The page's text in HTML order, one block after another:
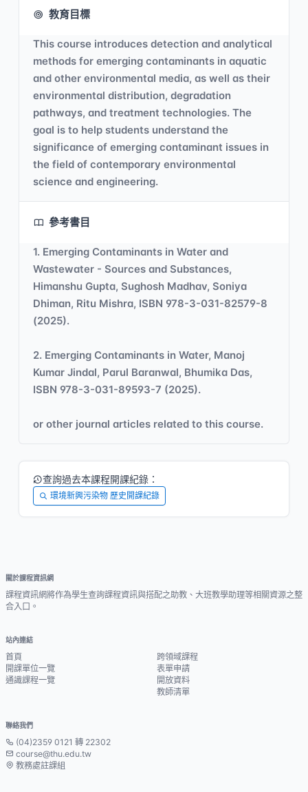
教育目標
This course introduces detection and analytical
methods for emerging contaminants in aquatic
and other environmental media, as well as their
environmental distribution, degradation
pathways, and treatment technologies. The
goal is to help students understand the
significance of emerging contaminant issues in
the field of contemporary environmental
science and engineering.
參考書目
1. Emerging Contaminants in Water and
Wastewater - Sources and Substances,
Himanshu Gupta, Sughosh Madhav, Soniya
Dhiman, Ritu Mishra, ISBN 978-3-031-82579-8
(2025).
2. Emerging Contaminants in Water, Manoj
Kumar Jindal, Parul Baranwal, Bhumika Das,
ISBN 978-3-031-89593-7 (2025).
or other journal articles related to this course.
查詢過去本課程開課紀錄：
環境新興污染物 歷史開課紀錄
關於課程資訊網
課程資訊網將作為學生查詢課程資訊與搭配之助教、大班教學助理等相關資源之整
合入口。
站內連結
首頁
開課單位一覽
通識課程一覽
跨領域課程
表單申請
開放資料
教師清單
聯絡我們
(04)2359 0121 轉 22302
course@thu.edu.tw
教務處註課組